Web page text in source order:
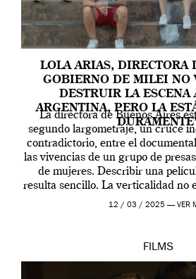
LOLA ARIAS, DIRECTORA
GOBIERNO DE MILEI NO
DESTRUIR LA ESCENA
ARGENTINA, PERO LA
La directora de Buenos Aires
segundo largometraje, un cruce
contradictorio, entre el
las vivencias de un grupo de
de mujeres. Describir una
resulta sencillo. La verticalidad no
la artista, […]
12 / 03 / 2025 — VER
FILMS